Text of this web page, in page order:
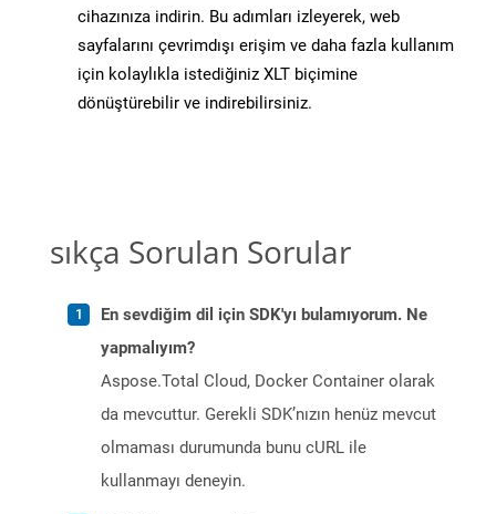
cihazınıza indirin. Bu adımları izleyerek, web
sayfalarını çevrimdışı erişim ve daha fazla kullanım
için kolaylıkla istediğiniz XLT biçimine
dönüştürebilir ve indirebilirsiniz.
sıkça Sorulan Sorular
En sevdiğim dil için SDK'yı bulamıyorum. Ne
yapmalıyım?
Aspose.Total Cloud, Docker Container olarak
da mevcuttur. Gerekli SDK’nızın henüz mevcut
olmaması durumunda bunu cURL ile
kullanmayı deneyin.